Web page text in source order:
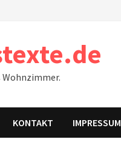
KONTAKT IMPRESSUM